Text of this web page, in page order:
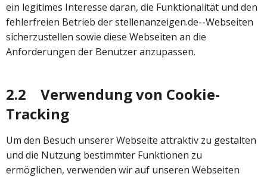
ein legitimes Interesse daran, die Funktionalität und den
fehlerfreien Betrieb der stellenanzeigen.de--Webseiten
sicherzustellen sowie diese Webseiten an die
Anforderungen der Benutzer anzupassen.
2.2 Verwendung von Cookie-
Tracking
Um den Besuch unserer Webseite attraktiv zu gestalten
und die Nutzung bestimmter Funktionen zu
ermöglichen, verwenden wir auf unseren Webseiten